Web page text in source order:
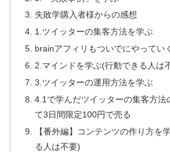
失敗学購入者様からの感想
1.ツイッターの集客方法を学ぶ
brainアフィリもついでにやっていく
2.マインドを学ぶ(行動できる人は
3.ツイッターの運用方法を学ぶ
4.1で学んだツイッターの集客方法
て3日間限定100円で売る
【番外編】コンテンツの作り方を
る人は不要)